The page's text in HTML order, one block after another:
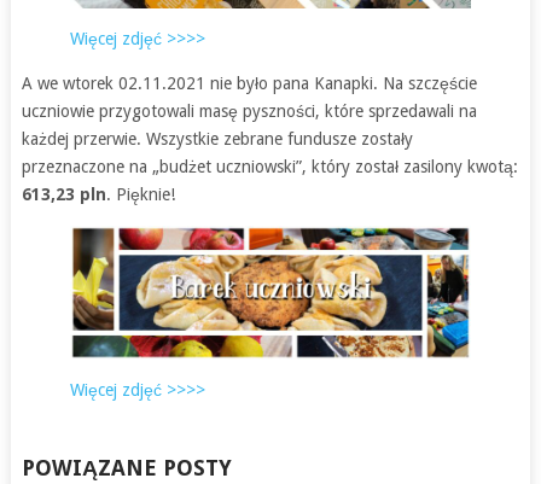
Więcej zdjęć >>>>
A we wtorek 02.11.2021 nie było pana Kanapki. Na szczęście
uczniowie przygotowali masę pyszności, które sprzedawali na
każdej przerwie. Wszystkie zebrane fundusze zostały
przeznaczone na „budżet uczniowski”, który został zasilony kwotą:
613,23 pln. Pięknie!
Więcej zdjęć >>>>
POWIĄZANE POSTY